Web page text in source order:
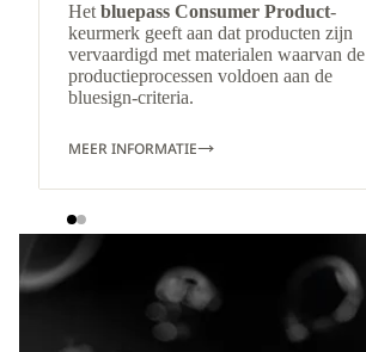
Het bluepass Consumer Product-
keurmerk geeft aan dat producten zijn
vervaardigd met materialen waarvan de
productieprocessen voldoen aan de
bluesign-criteria.
MEER INFORMATIE